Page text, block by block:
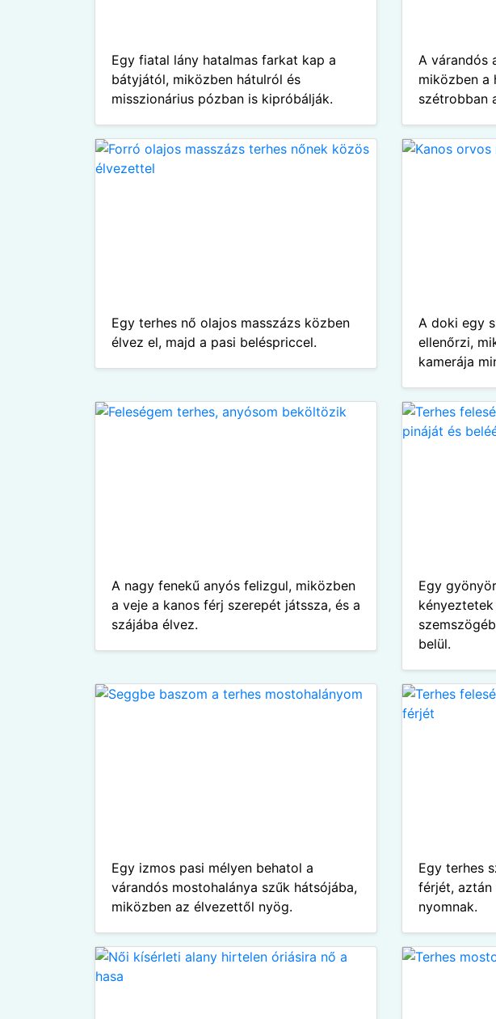
Egy fiatal lány hatalmas farkat kap a
bátyjától, miközben hátulról és
misszionárius pózban is kipróbálják.
A várandós
miközben a
szétrobban
Egy terhes nő olajos masszázs közben
élvez el, majd a pasi beléspriccel.
A doki egy
ellenőrzi,
kamerája
A nagy fenekű anyós felizgul, miközben
a veje a kanos férj szerepét játssza, és a
szájába élvez.
Egy
belül.
Egy izmos pasi mélyen behatol a
várandós mostohalánya szűk hátsójába,
miközben az élvezettől nyög.
Egy terhes
férjét, aztán
nyomnak.